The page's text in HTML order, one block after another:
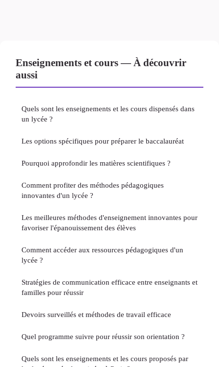
Enseignements et cours — À découvrir
aussi
Quels sont les enseignements et les cours dispensés dans
un lycée ?
Les options spécifiques pour préparer le baccalauréat
Pourquoi approfondir les matières scientifiques ?
Comment profiter des méthodes pédagogiques
innovantes d'un lycée ?
Les meilleures méthodes d'enseignement innovantes pour
favoriser l'épanouissement des élèves
Comment accéder aux ressources pédagogiques d'un
lycée ?
Stratégies de communication efficace entre enseignants et
familles pour réussir
Devoirs surveillés et méthodes de travail efficace
Quel programme suivre pour réussir son orientation ?
Quels sont les enseignements et les cours proposés par